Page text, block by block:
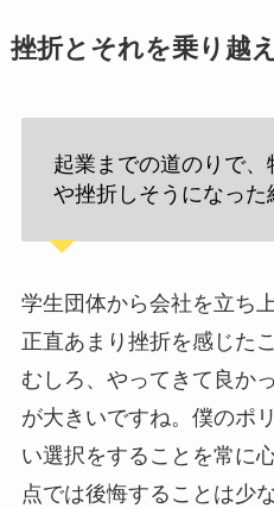
挫折とそれを乗り越
起業までの道のりで、
や挫折しそうになった
学生団体から会社を立ち
正直あまり挫折を感じた
むしろ、やってきて良か
が大きいですね。僕のポ
い選択をすることを常に
点では後悔することは少